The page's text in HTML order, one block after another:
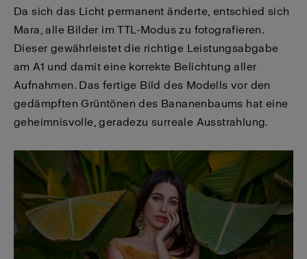
Da sich das Licht permanent änderte, entschied sich
Mara, alle Bilder im TTL-Modus zu fotografieren.
Dieser gewährleistet die richtige Leistungsabgabe
am A1 und damit eine korrekte Belichtung aller
Aufnahmen. Das fertige Bild des Modells vor den
gedämpften Grüntönen des Bananenbaums hat eine
geheimnisvolle, geradezu surreale Ausstrahlung.